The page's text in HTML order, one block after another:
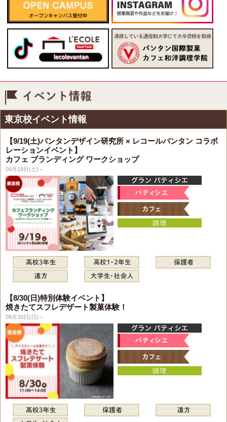
東京校イベント情報
【9/19(土)バンタンデザイン研究所 × レコールバンタン コラボ
レーションイベント】
カフェ ブランディング ワークショップ
09月19日(土)～
【8/30(日)特別体験イベント】
焼きたてスフレデザート製菓体験！
08月30日(日)～